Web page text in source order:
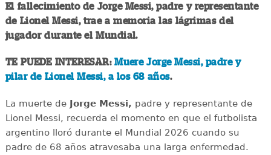
El fallecimiento de Jorge Messi, padre y representante
de Lionel Messi, trae a memoria las lágrimas del
jugador durante el Mundial.
TE PUEDE INTERESAR:Muere Jorge Messi, padre y
pilar de Lionel Messi, a los 68 años.
La muerte de Jorge Messi, padre y representante de
Lionel Messi, recuerda el momento en que el futbolista
argentino lloró durante el Mundial 2026 cuando su
padre de 68 años atravesaba una larga enfermedad.